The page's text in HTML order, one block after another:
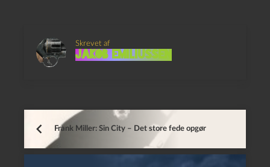
Skrevet af
Jakob Emiliussen
Frank Miller: Sin City – Det store fede opgør